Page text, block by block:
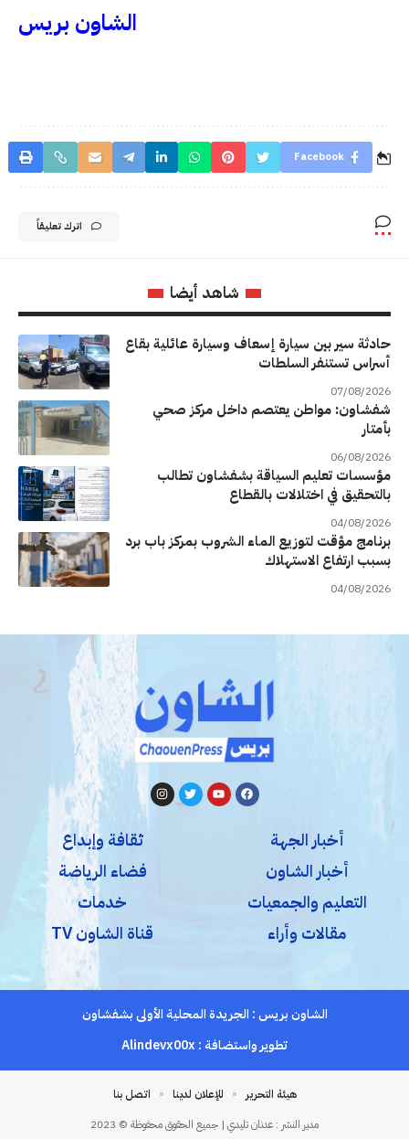
الشاون بريس
Facebook
اترك تعليقاً
شاهد أيضا
حادثة سير بين سيارة إسعاف وسيارة عائلية بقاع
أسراس تستنفر السلطات
07/08/2026
شفشاون: مواطن يعتصم داخل مركز صحي
بأمتار
06/08/2026
مؤسسات تعليم السياقة بشفشاون تطالب
بالتحقيق في اختلالات بالقطاع
04/08/2026
برنامج مؤقت لتوزيع الماء الشروب بمركز باب برد
بسبب ارتفاع الاستهلاك
04/08/2026
أخبار الجهة
أخبار الشاون
التعليم والجمعيات
مقالات وأراء
ثقافة وإبداع
فضاء الرياضة
خدمات
قناة الشاون TV
الشاون بريس : الجريدة المحلية الأولى بشفشاون
تطوير واستضافة : Alindevx00x
مدير النشر : عدنان تليدي | جميع الحقوق محفوظة © 2023
هيئة التحرير للإعلان لدينا اتصل بنا